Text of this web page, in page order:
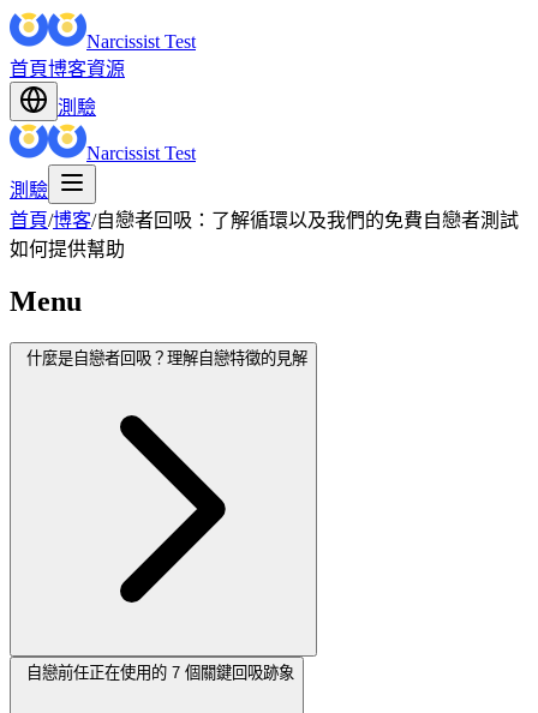
Narcissist Test
首頁博客資源
測驗
Narcissist Test
測驗
首頁/博客/自戀者回吸：了解循環以及我們的免費自戀者測試
如何提供幫助
Menu
什麼是自戀者回吸？理解自戀特徵的見解
自戀前任正在使用的 7 個關鍵回吸跡象